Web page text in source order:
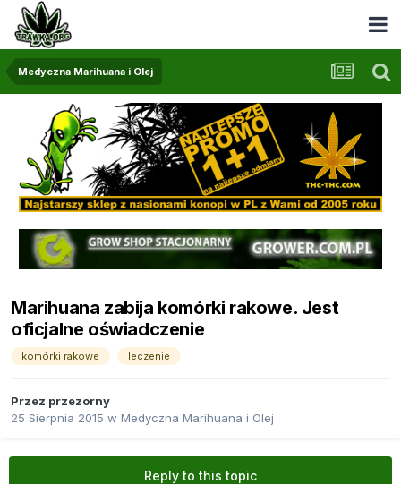
Medyczna Marihuana i Olej
Marihuana zabija komórki rakowe. Jest
oficjalne oświadczenie
komórki rakowe leczenie
Przez przezorny
25 Sierpnia 2015 w Medyczna Marihuana i Olej
Reply to this topic